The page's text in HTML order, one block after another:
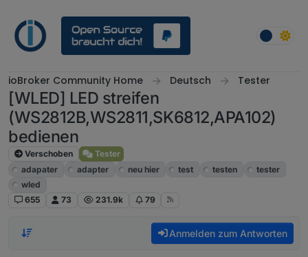
ioBroker Community Home Deutsch Tester
[WLED] LED streifen
(WS2812B,WS2811,SK6812,APA102)
bedienen
Verschoben
Tester
adapater
adapter neu hier test testen
tester
wled
655
73 231.9k 79
Anmelden zum Antworten